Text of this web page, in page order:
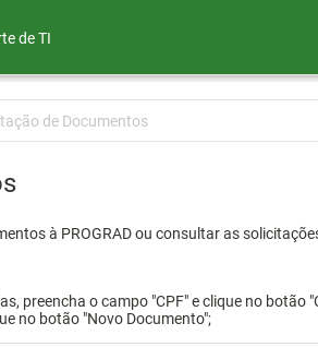
de TI
de Documentos
à PROGRAD ou consultar as
preencha o campo "CPF" e clique no botão
no botão "Novo Documento";